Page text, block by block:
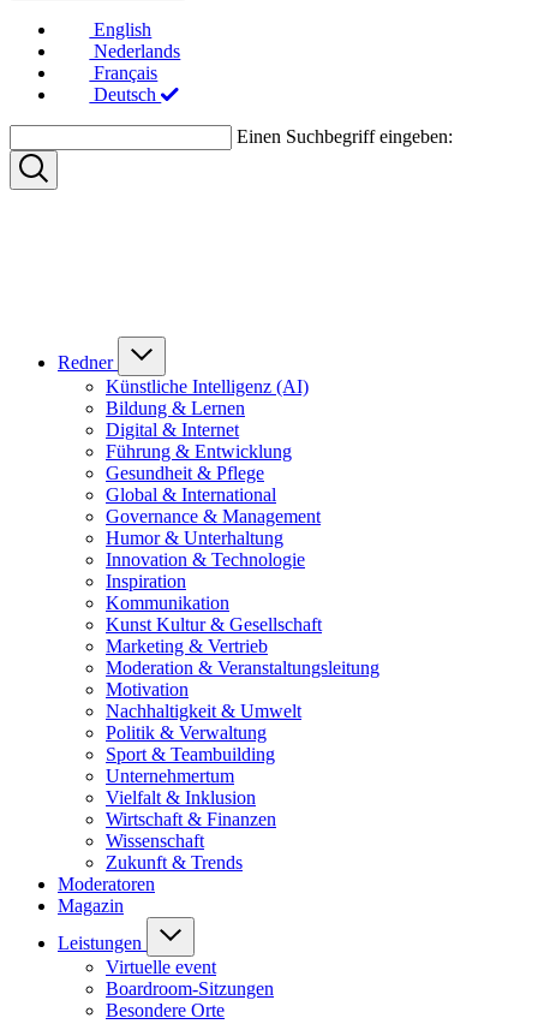
English
Nederlands
Français
Deutsch
Einen Suchbegriff eingeben:
Redner
Künstliche Intelligenz (AI)
Bildung & Lernen
Digital & Internet
Führung & Entwicklung
Gesundheit & Pflege
Global & International
Governance & Management
Humor & Unterhaltung
Innovation & Technologie
Inspiration
Kommunikation
Kunst Kultur & Gesellschaft
Marketing & Vertrieb
Moderation & Veranstaltungsleitung
Motivation
Nachhaltigkeit & Umwelt
Politik & Verwaltung
Sport & Teambuilding
Unternehmertum
Vielfalt & Inklusion
Wirtschaft & Finanzen
Wissenschaft
Zukunft & Trends
Moderatoren
Magazin
Leistungen
Virtuelle event
Boardroom-Sitzungen
Besondere Orte